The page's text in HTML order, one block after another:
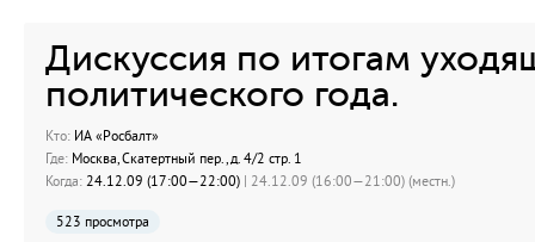
Дискуссия по итогам
политического года.
Кто: ИА «Росбалт»
Где: Москва, Скатертный пер., д. 4/2 стр. 1
Когда: 24.12.09 (17:00—22:00) | 24.12.09 (16:00—21:00) (местн.)
523 просмотра